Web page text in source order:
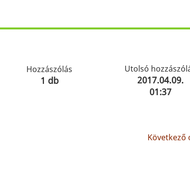
Hozzászólás
1 db
Utolsó
2017.04.09.
01:37
Következő